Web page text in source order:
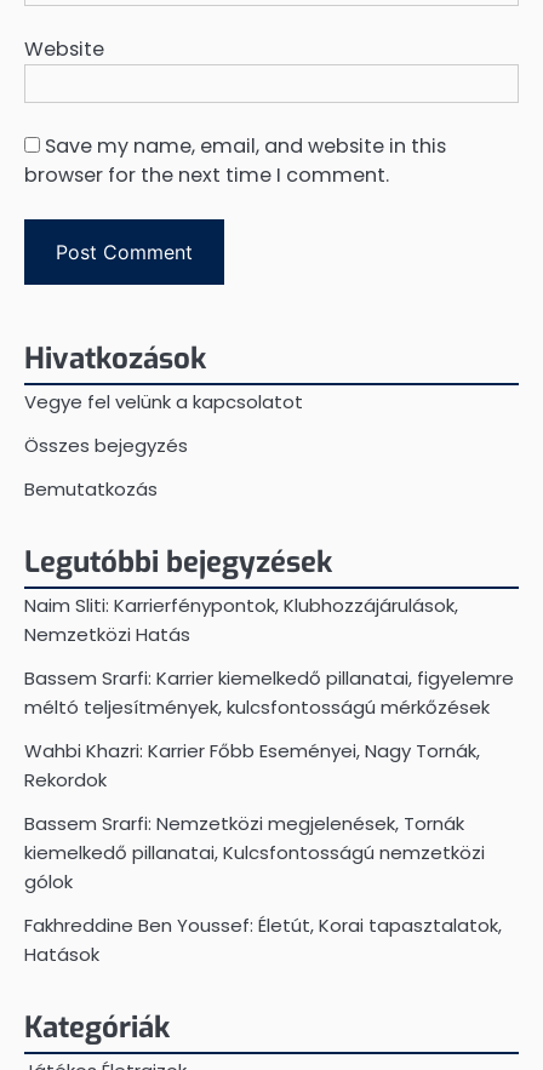
Website
Save my name, email, and website in this
browser for the next time I comment.
Hivatkozások
Vegye fel velünk a kapcsolatot
Összes bejegyzés
Bemutatkozás
Legutóbbi bejegyzések
Naim Sliti: Karrierfénypontok, Klubhozzájárulások,
Nemzetközi Hatás
Bassem Srarfi: Karrier kiemelkedő pillanatai, figyelemre
méltó teljesítmények, kulcsfontosságú mérkőzések
Wahbi Khazri: Karrier Főbb Eseményei, Nagy Tornák,
Rekordok
Bassem Srarfi: Nemzetközi megjelenések, Tornák
kiemelkedő pillanatai, Kulcsfontosságú nemzetközi
gólok
Fakhreddine Ben Youssef: Életút, Korai tapasztalatok,
Hatások
Kategóriák